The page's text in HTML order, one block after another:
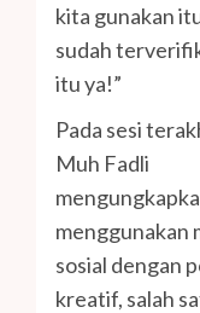
kita gunakan
sudah
itu ya!”
Pada sesi
Muh Fadli
menggunakan
sosial dengan
kreatif, salah